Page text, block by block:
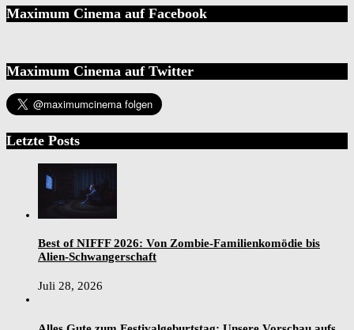
Maximum Cinema auf Facebook
Maximum Cinema auf Twitter
Letzte Posts
Best of NIFFF 2026: Von Zombie-Familienkomödie bis
Alien-Schwangerschaft
Juli 28, 2026